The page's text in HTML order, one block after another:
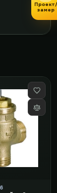
Проект/
замер